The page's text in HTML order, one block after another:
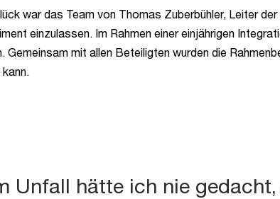
war das Team von Thomas Zuberbühler, Leiter
einzulassen. Im Rahmen einer einjährigen
Gemeinsam mit allen Beteiligten wurden die
Unfall hätte ich nie